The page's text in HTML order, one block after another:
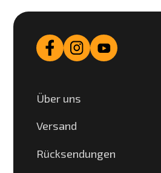
Über uns
Versand
Rücksendungen